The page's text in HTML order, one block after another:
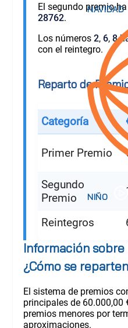
El segundo premio
28762.
Los números 2, 6, 8
con el reintegro.
Reparto de
Categoría
Primer Premio
Segundo
Premio
Reintegros
Información
¿Cómo se
El sistema de premios
principales de 60.000,00
premios menores por
aproximaciones.